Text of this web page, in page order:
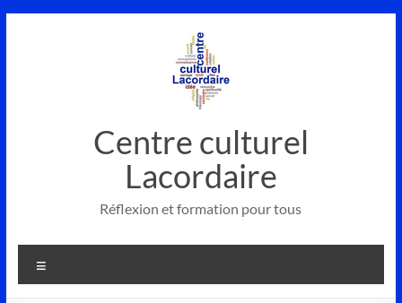
Centre culturel
Lacordaire
Réflexion et formation pour tous